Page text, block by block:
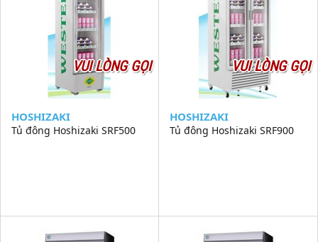
VUI LÒNG GỌI
HOSHIZAKI
Tủ đông Hoshizaki SRF500
VUI LÒNG GỌI
HOSHIZAKI
Tủ đông Hoshizaki SRF900